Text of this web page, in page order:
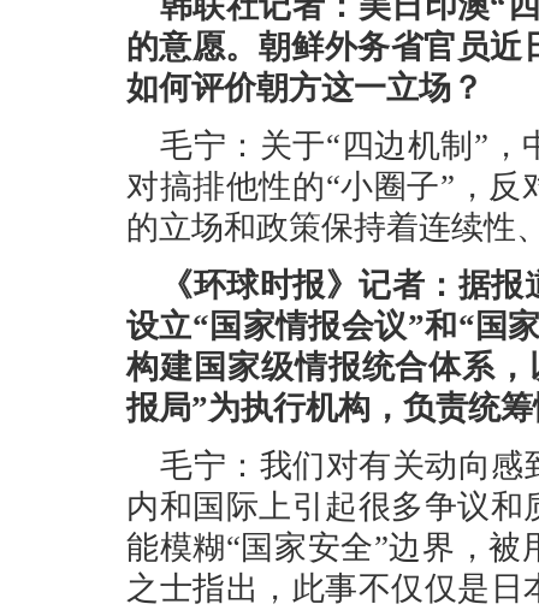
的意愿。朝鲜外务省官员近
如何评价朝方这一立场？
毛宁：关于“四边机制”
对搞排他性的“小圈子”，
的立场和政策保持着连续性
《环球时报》记者：据
设立“国家情报会议”和“国
构建国家级情报统合体系
报局”为执行机构，负责统
毛宁：我们对有关动向感
内和国际上引起很多争议
能模糊“国家安全”边界，
之士指出，此事不仅仅是